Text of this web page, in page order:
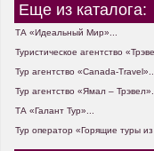
Еще из каталога:
ТА «Идеальный Мир»...
Туристическое агентство
Тур агентство «Canada-Travel»...
Тур агентство «Ямал – Трэвел»...
ТА «Галант Тур»...
Тур оператор «Горящие туры из